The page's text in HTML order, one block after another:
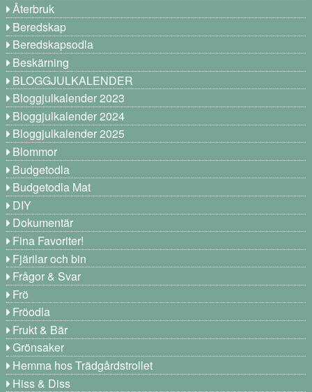
Återbruk
Beredskap
Beredskapsodla
Beskärning
BLOGGJULKALENDER
Bloggjulkalender 2023
Bloggjulkalender 2024
Bloggjulkalender 2025
Blommor
Budgetodla
Budgetodla Mat
DIY
Dokumentär
Fina Favoriter!
Fjärilar och bin
Frågor & Svar
Frö
Fröodla
Frukt & Bär
Grönsaker
Hemma hos Trädgårdstrollet
Hiss & Diss